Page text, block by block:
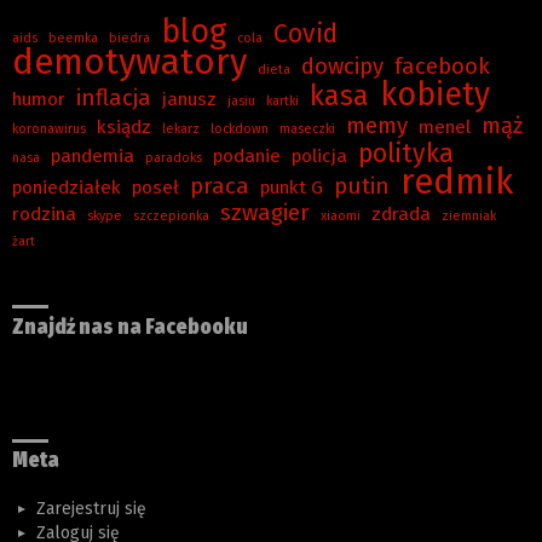
aids beemka biedra blog cola Covid
demotywatory dieta dowcipy facebook
humor inflacja janusz jasiu kartki kasa kobiety
koronawirus ksiądz lekarz lockdown maseczki memy menel mąż
nasa pandemia paradoks podanie policja polityka
poniedziałek poseł praca punkt G putin redmik
rodzina skype szczepionka szwagier xiaomi zdrada
ziemniak
żart
Znajdź nas na Facebooku
Meta
Zarejestruj się
Zaloguj się